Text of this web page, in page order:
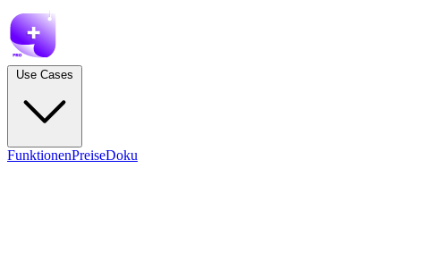
FunktionenPreiseDoku